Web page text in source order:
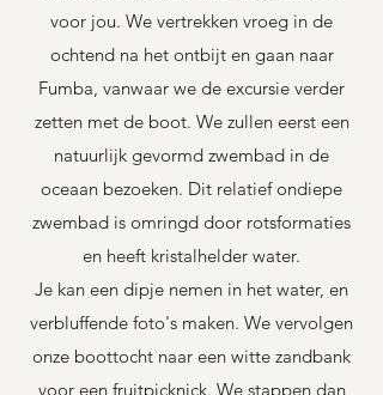
voor jou. We vertrekken vroeg in de
ochtend na het ontbijt en gaan naar
Fumba, vanwaar we de excursie verder
zetten met de boot. We zullen eerst een
natuurlijk gevormd zwembad in de
oceaan bezoeken. Dit relatief ondiepe
zwembad is omringd door rotsformaties
en heeft kristalhelder water.
Je kan een dipje nemen in het water, en
verbluffende foto's maken. We vervolgen
onze boottocht naar een witte zandbank
voor een fruitpicknick. We stappen dan